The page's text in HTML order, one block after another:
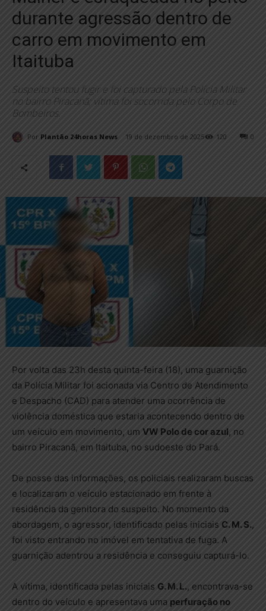
durante agressão dentro de
carro em movimento em
Itaituba
Suspeito tentou fugir e foi capturado pela Polícia Militar
no bairro Piracanã; vítima foi socorrida pelo Corpo de
Bombeiros.
Por Plantão 24horas News 19 de dezembro de 2025 0
120
Por volta das 23h desta quinta-feira (18), uma guarnição
da Polícia Militar foi acionada via Centro de Atendimento
e Despacho (CAD) para atender uma ocorrência de
violência doméstica que estaria acontecendo dentro de
um veículo em movimento, um VW Polo de cor azul, no
bairro Piracanã, em Itaituba, no sudoeste do Pará.
De posse das informações, os policiais realizaram buscas
e localizaram o veículo estacionado em frente à
residência da genitora do suspeito. No momento da
abordagem, o agressor, identificado pelas iniciais C. M. S.,
foi visto entrando no imóvel em tentativa de fuga. A
guarnição adentrou a residência e conseguiu capturá-lo.
A vítima, identificada pelas iniciais G. M. L., encontrava-se
dentro do veículo e apresentava uma perfuração no